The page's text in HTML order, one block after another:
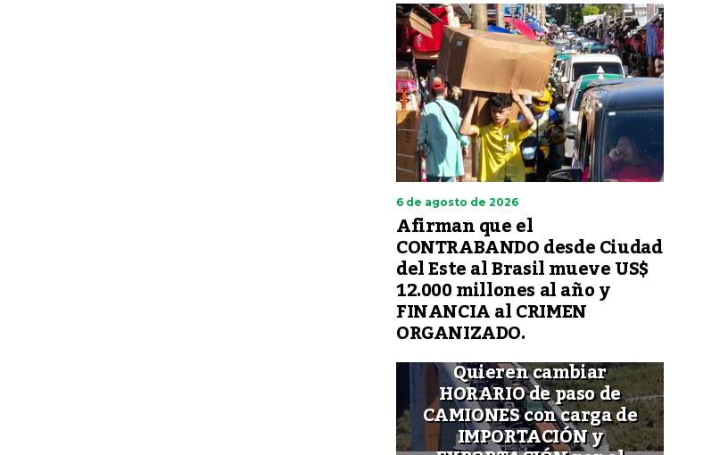
6 de agosto de 2026
Afirman que el
CONTRABANDO desde Ciudad
del Este al Brasil mueve US$
12.000 millones al año y
FINANCIA al CRIMEN
ORGANIZADO.
Quieren cambiar
HORARIO de paso de
CAMIONES con carga de
IMPORTACIÓN y